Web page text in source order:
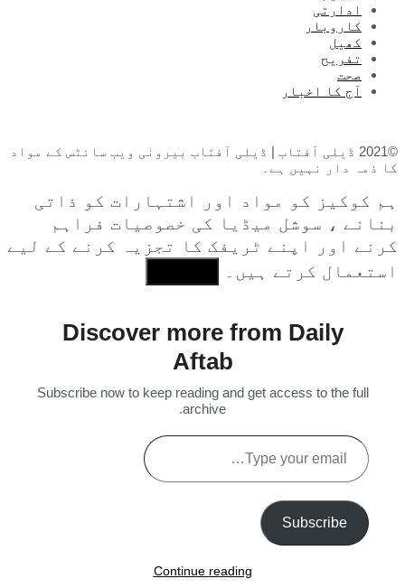
ادارتی
کاروبار
کھیل
تفریح
صحت
آج کا اخبار
©2021 ڈیلی آفتاب | ڈیلی آفتاب بیرونی ویب سائٹس کے مواد
کا ذمہ دار نہیں ہے۔
ہم کوکیز کو مواد اور اشتہارات کو ذاتی
بنانے ، سوشل میڈیا کی خصوصیات فراہم
کرنے اور اپنے ٹریفک کا تجزیہ کرنے کے لیے
استعمال کرتے ہیں۔
Discover more from Daily
Aftab
Subscribe now to keep reading and get access to the full
archive.
Type
your
Subscribe
Continue reading